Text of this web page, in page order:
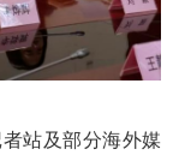
站及部分海外媒